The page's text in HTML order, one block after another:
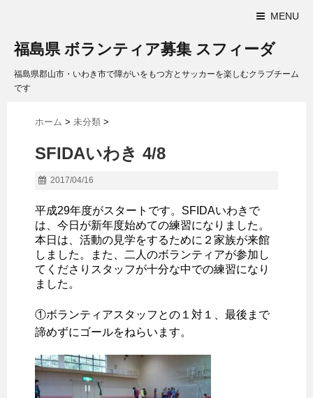
MENU
福島県 ボランティア募集 スフィーダ
福島県郡山市・いわき市で障がいをもつ方とサッカーを楽しむクラブチーム
です
ホーム > 未分類 >
SFIDAいわき 4/8
2017/04/16
平成29年度がスタートです。SFIDAいわきで
は、今日が新年度始めての練習になりました。
本日は、活動の見学をするために２家族が来館
しました。また、二人のボランティアが参加し
てくださりスタッフが十分な中での練習になり
ました。
①ボランティアスタッフとの１対１、最後まで
諦めずにゴールをねらいます。